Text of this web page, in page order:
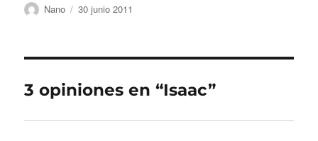
Autor
Nano
Publicado
30 junio 2011
3 opiniones en “Isaac”